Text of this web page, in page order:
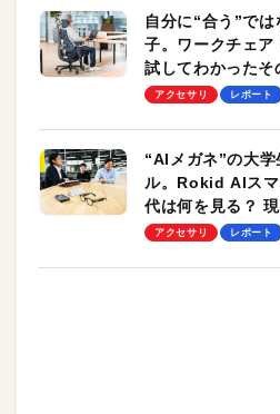
自分に“合う”で
子。ワークチェ
試してわかったそ
ッチ機能も搭載
アクセサリ レポート
“AIメガネ”の大
ル。Rokid AIス
代は何を見る？
授による体験会レ
アクセサリ レポート